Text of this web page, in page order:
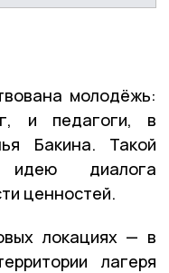
молодёжь:
и педагоги, в
Бакина. Такой
идею диалога
ценностей.
локациях — в
лагеря